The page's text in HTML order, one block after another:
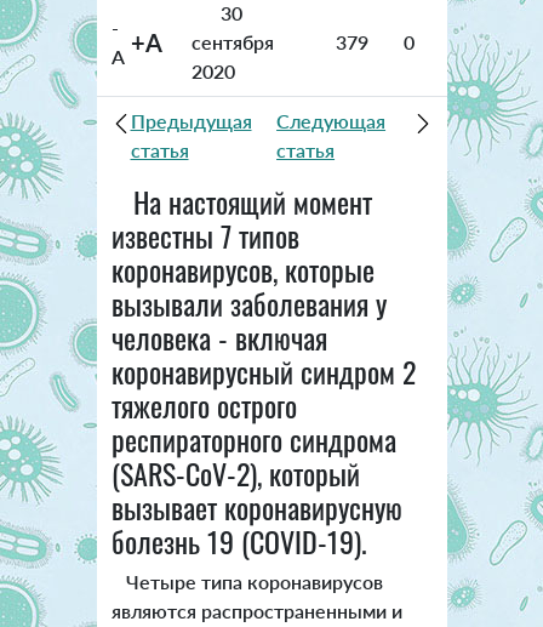
-
A +A
30
сентября
2020
379 0
Предыдущая
статья
Следующая
статья
На настоящий момент
известны 7 типов
коронавирусов, которые
вызывали заболевания у
человека - включая
коронавирусный синдром 2
тяжелого острого
респираторного синдрома
(SARS-CoV-2), который
вызывает коронавирусную
болезнь 19 (COVID-19).
Четыре типа коронавирусов
являются распространенными и